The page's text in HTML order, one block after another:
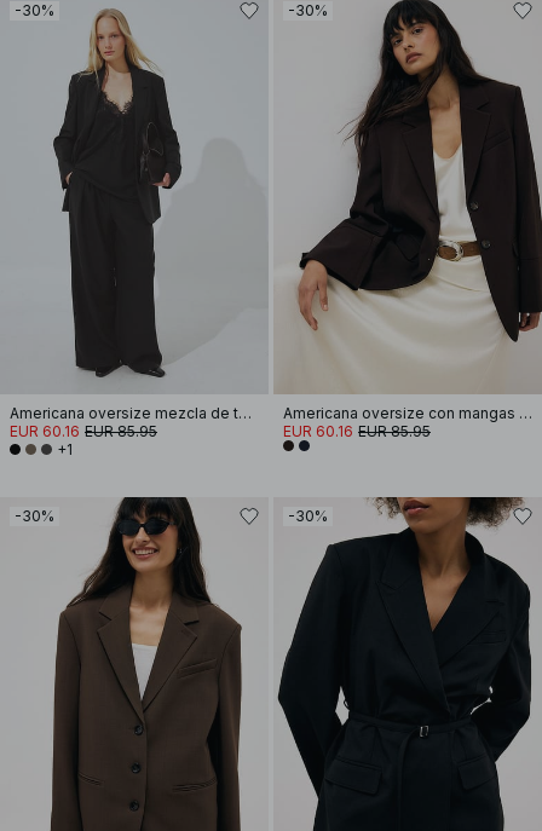
-30%
Americana oversize mezcla de tejido
EUR 60.16 EUR 85.95
+1
-30%
Americana oversize con mangas anchas
EUR 60.16 EUR 85.95
-30% -30%